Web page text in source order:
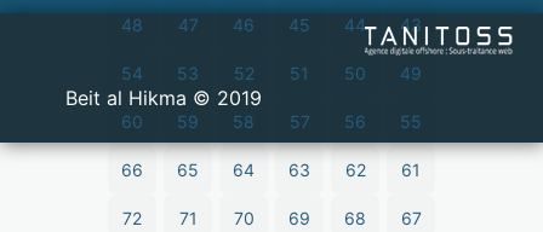
43
44
45
46
47
48
49
50
51
52
53
54
55
56
57
58
59
60
61
62
63
64
65
66
67
68
69
70
71
72
2019 © Beit al Hikma